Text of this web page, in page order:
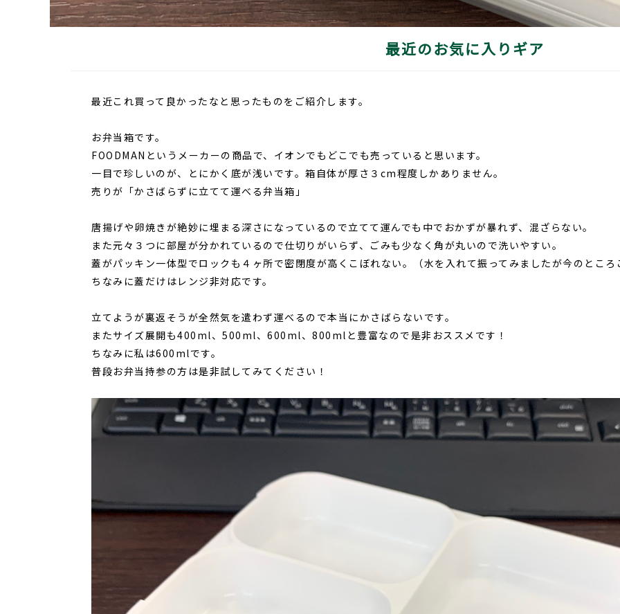
最近のお気に入りギア
最近これ買って良かったなと思ったものをご紹介します。
お弁当箱です。
FOODMANというメーカーの商品で、イオンでもどこでも売っていると思います。
一目で珍しいのが、とにかく底が浅いです。箱自体が厚さ３cm程度しかありません。
売りが「かさばらずに立てて運べる弁当箱」
唐揚げや卵焼きが絶妙に埋まる深さになっているので立てて運んでも中でおかずが暴れず、混ざらない。
また元々３つに部屋が分かれているので仕切りがいらず、ごみも少なく角が丸いので洗いやすい。
蓋がパッキン一体型でロックも４ヶ所で密閉度が高くこぼれない。（水を入れて振ってみましたが今のとこ
ちなみに蓋だけはレンジ非対応です。
立てようが裏返そうが全然気を遣わず運べるので本当にかさばらないです。
またサイズ展開も400ml、500ml、600ml、800mlと豊富なので是非おススメです！
ちなみに私は600mlです。
普段お弁当持参の方は是非試してみてください！